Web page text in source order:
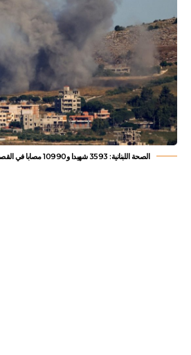
الصحة اللبنانية: 3593 شهيدا و10990 مصابا في القصف الإسرائيلي منذ اذار الماضي